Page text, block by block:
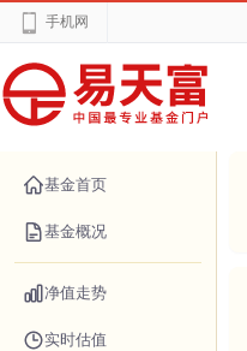
手机网
基金首页
基金概况
净值走势
实时估值